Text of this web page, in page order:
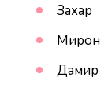
Захар
Мирон
Дамир